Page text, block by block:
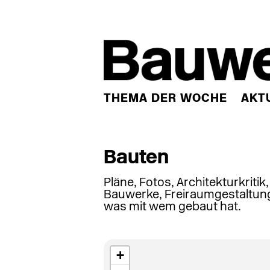
THEMA DER WOCHE
Bauten
Pläne, Fotos,
Bauwerke,
was mit wem gebaut hat.
+